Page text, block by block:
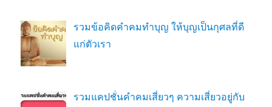
รวมข้อคิดคำคมทำบุญ ให้บุญเป็นกุศลที่ดี
แก่ตัวเรา
รวมแคปชั่นคำคมเสี่ยวๆ ความเสี่ยวอยู่กับ